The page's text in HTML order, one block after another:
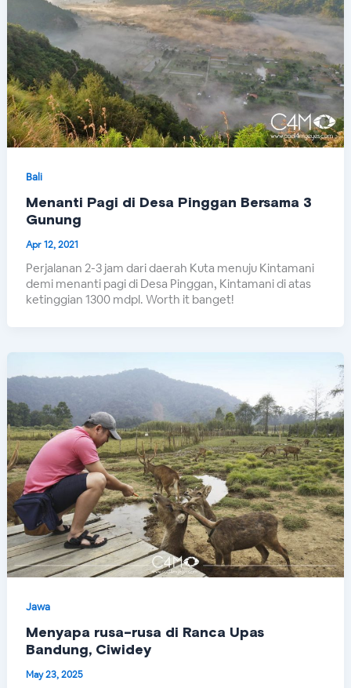
Bali
Menanti Pagi di Desa Pinggan Bersama 3
Gunung
Apr 12, 2021
Perjalanan 2-3 jam dari daerah Kuta menuju Kintamani
demi menanti pagi di Desa Pinggan, Kintamani di atas
ketinggian 1300 mdpl. Worth it banget!
Jawa
Menyapa rusa-rusa di Ranca Upas
Bandung, Ciwidey
May 23, 2025